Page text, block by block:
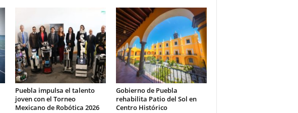
Puebla impulsa el talento
joven con el Torneo
Mexicano de Robótica 2026
Gobierno de Puebla
rehabilita Patio del Sol en
Centro Histórico